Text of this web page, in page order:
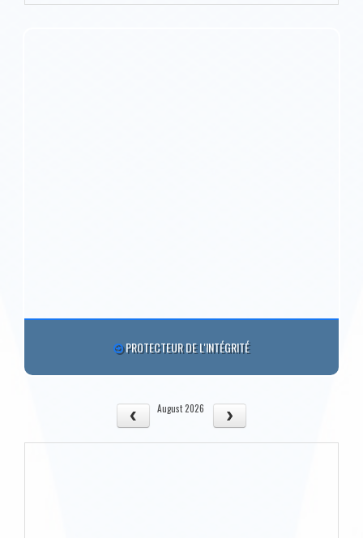
PROTECTEUR DE L'INTÉGRITÉ
August 2026